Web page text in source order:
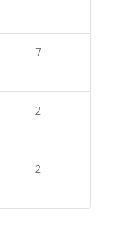
7
2
2